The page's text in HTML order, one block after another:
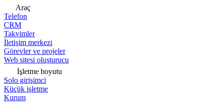
Araç
Telefon
CRM
Takvimler
İletişim merkezi
Görevler ve projeler
Web sitesi oluşturucu
İşletme boyutu
Solo girişimci
Küçük işletme
Kurum